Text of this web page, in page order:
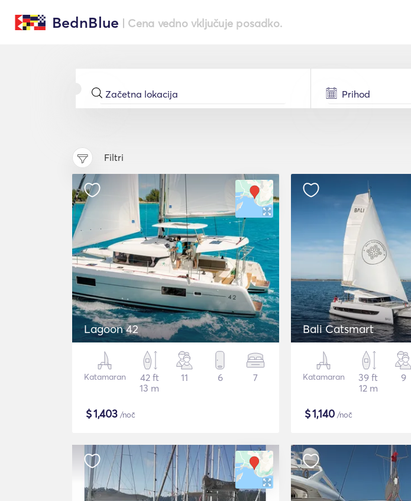
BednBlue | Cena vedno vključuje posadko.
Filtri
Lagoon 42
Katamaran
42 ft
13 m
11 6 7
$1,403 /noč
Bali Catsmart
Katamaran
39 ft
12 m
9
$1,140 /noč